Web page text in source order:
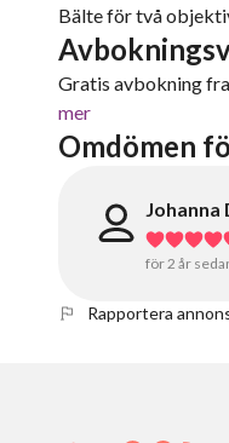
Bälte för två
Gratis avbokning
mer
Omdömen
Johanna
för 2 år
Rapportera